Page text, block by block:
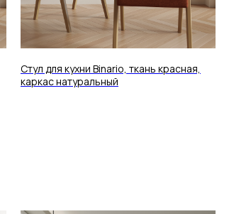
Стул для кухни Binario, ткань красная,
каркас натуральный